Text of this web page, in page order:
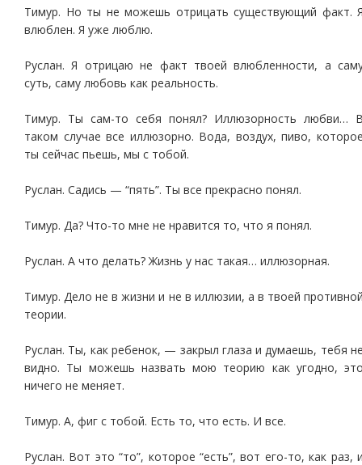
Тимур. Но ты не можешь отрицать существующий факт.
влюблен. Я уже люблю.
Руслан. Я отрицаю не факт твоей влюбленности, а
суть, саму любовь как реальность.
Тимур. Ты сам-то себя понял? Иллюзорность любви…
таком случае все иллюзорно. Вода, воздух, пиво,
ты сейчас пьешь, мы с тобой.
Руслан. Садись — “пять”. Ты все прекрасно понял.
Тимур. Да? Что-то мне не нравится то, что я понял.
Руслан. А что делать? Жизнь у нас такая… иллюзорная.
Тимур. Дело не в жизни и не в иллюзии, а в твоей
теории.
Руслан. Ты, как ребенок, — закрыл глаза и думаешь, тебя
видно. Ты можешь назвать мою теорию как угодно,
ничего не меняет.
Тимур. А, фиг с тобой. Есть то, что есть. И все.
Руслан. Вот это “то”, которое “есть”, вот его-то, как раз,